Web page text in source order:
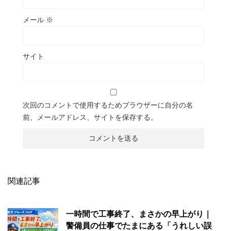
メール ※
サイト
次回のコメントで使用するためブラウザーに自分の名
前、メールアドレス、サイトを保存する。
関連記事
一時間で工事終了、まさかの早上がり｜
警備員の仕事でたまにある「うれしい誤